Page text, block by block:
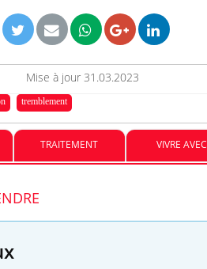
Mise à jour 31.03.2023
tremblement
TRAITEMENT VIVRE AVEC
Les troubles du sommeil
modifient votre cerveau !
Mon enfant est-il trop
sensible ou simplement
très empathique ?
quelle trousse à pharmacie